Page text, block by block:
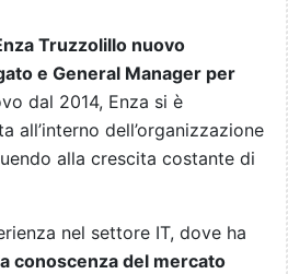
Truzzolillo nuovo
e General Manager per
dal 2014, Enza si è
all’interno dell’organizzazione
alla crescita costante di
nel settore IT, dove ha
conoscenza del mercato